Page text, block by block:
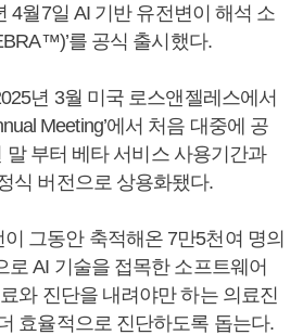
4월7일 AI 기반 유전변이 해석 소
를 공식 출시했다.
년 3월 미국 로스앤젤레스에서
Meeting’에서 처음 대중에 공
말 부터 베타 서비스 사용기간과
식 버전으로 상용화됐다.
그동안 축적해온 7만5천여 명의
로 AI 기술을 접목한 소프트웨어
와 진단을 내려야만 하는 의료진
효율적으로 진단하도록 돕는다.